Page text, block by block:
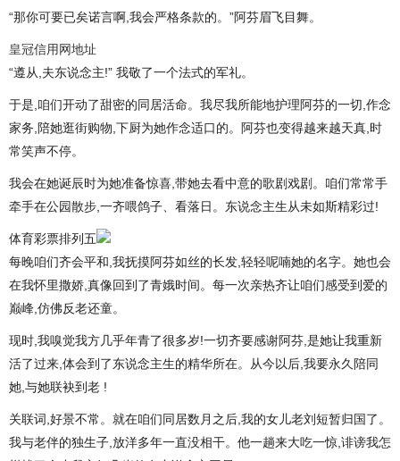
“那你可要已矣诺言啊,我会严格条款的。”阿芬眉飞目舞。
皇冠信用网地址
“遵从,夫东说念主!” 我敬了一个法式的军礼。
于是,咱们开动了甜密的同居活命。我尽我所能地护理阿芬的一切,作念
家务,陪她逛街购物,下厨为她作念适口的。阿芬也变得越来越天真,时
常笑声不停。
我会在她诞辰时为她准备惊喜,带她去看中意的歌剧戏剧。咱们常常手
牵手在公园散步,一齐喂鸽子、看落日。东说念主生从未如斯精彩过!
体育彩票排列五
每晚咱们齐会平和,我抚摸阿芬如丝的长发,轻轻呢喃她的名字。她也会
在我怀里撒娇,真像回到了青娥时间。每一次亲热齐让咱们感受到爱的
巅峰,仿佛反老还童。
现时,我嗅觉我方几乎年青了很多岁!一切齐要感谢阿芬,是她让我重新
活了过来,体会到了东说念主生的精华所在。从今以后,我要永久陪同
她,与她联袂到老 !
关联词,好景不常。就在咱们同居数月之后,我的女儿老刘短暂归国了。
我与老伴的独生子,放洋多年一直没相干。他一趟来大吃一惊,诽谤我怎